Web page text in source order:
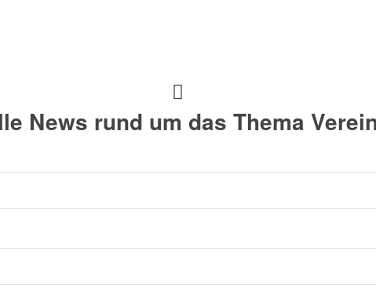
News rund um das Thema